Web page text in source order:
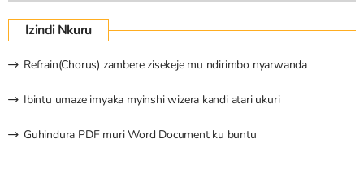
Izindi Nkuru
Refrain(Chorus) zambere zisekeje mu ndirimbo nyarwanda
Ibintu umaze imyaka myinshi wizera kandi atari ukuri
Guhindura PDF muri Word Document ku buntu